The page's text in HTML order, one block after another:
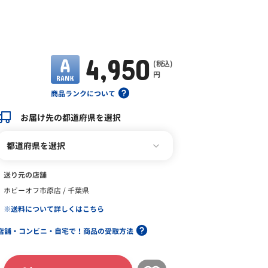
商品ランクについて
4,950 (税込)
円
お届け先の都道府県を選択
都道府県を選択
送り元の店舗
ホビーオフ市原店 / 千葉県
※送料について詳しくはこちら
舗・コンビニ・自宅で！商品の受取方法